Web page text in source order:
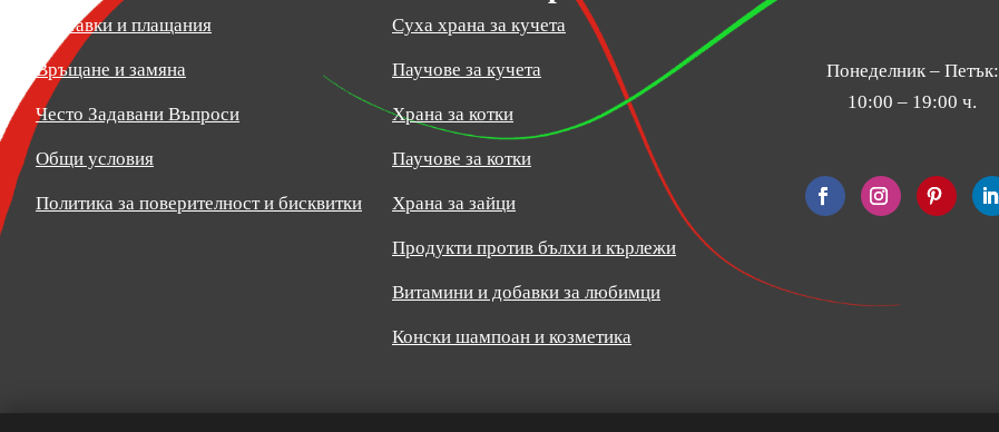
Доставки и плащания
Връщане и замяна
Често Задавани Въпроси
Общи условия
Политика за поверителност и бисквитки
Суха храна за кучета
Паучове за кучета
Храна за котки
Паучове за котки
Храна за зайци
Продукти против бълхи и кърлежи
Витамини и добавки за любимци
Конски шампоан и козметика
Понеделник – Петък:
10:00 – 19:00 ч.